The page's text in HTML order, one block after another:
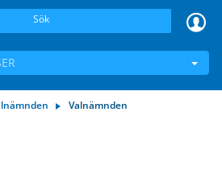
Sök
Valnämnden